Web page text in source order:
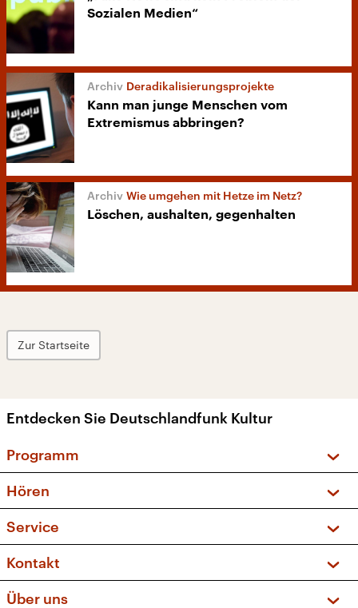
Sozialen Medien“
Deradikalisierungsprojekte
Kann man junge Menschen vom
Extremismus abbringen?
Wie umgehen mit Hetze im Netz?
Löschen, aushalten, gegenhalten
Zur Startseite
Entdecken Sie Deutschlandfunk Kultur
Programm
Sendungen und Podcasts
Musikliste
Kakadu – Das Kinderprogramm
Hören
Frequenzen (UKW + DAB+)
Service
FAQ
Apps
Kontakt
Über uns